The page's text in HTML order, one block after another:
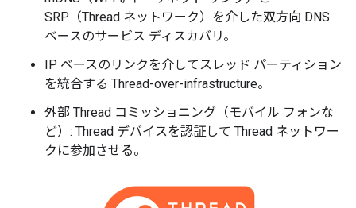
SRP（Thread ネットワーク）を介した双方向 DNS
ベースのサービス ディスカバリ。
IP ベースのリンクを介してスレッド パーティション
を統合する Thread-over-infrastructure。
外部 Thread コミッショニング（モバイル フォンな
ど）: Thread デバイスを認証して Thread ネットワー
クに参加させる。